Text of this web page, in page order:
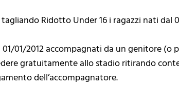
Ridotto Under 16 i ragazzi nati dal
01/2012 accompagnati da un genitore (o
gratuitamente allo stadio ritirando
dell’accompagnatore.